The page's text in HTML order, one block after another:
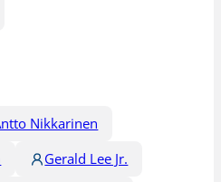
Nikkarinen
Gerald Lee Jr.